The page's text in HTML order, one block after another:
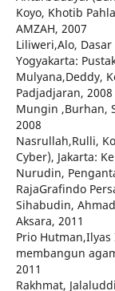
Koyo, Khotib
AMZAH, 2007
Liliweri,Alo,
Yogyakarta:
Mulyana,Deddy,
Padjadjaran, 2008
Mungin ,Burhan,
2008
Nasrullah,Rulli,
Cyber), Jakarta:
Nurudin,
RajaGrafindo
Sihabudin,
Aksara, 2011
Prio
membangun
2011
Rakhmat,